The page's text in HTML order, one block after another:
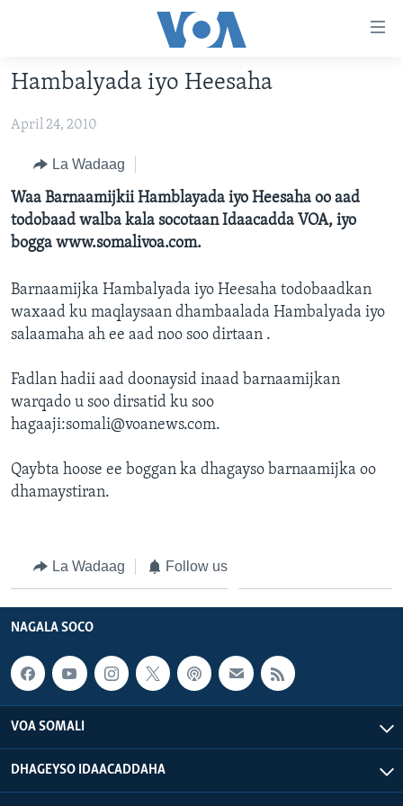
gudub
Mawduuca
gudub
ka
gudub
BOGGA HORE
WARARKA
WARARKA
SOOMAALIYA
CIYAARAHA
MARAYKANKA
CAALAMKA KALE
MAQAL IYO MUUQAAL
QUBANAHA VOA
QUBANAHA MAANTA
VOA60 AFRIKA
BARNAAMIJYADA
DHAQANKA IYO HIDDAHA
CAWEYSKA WASHINGTON
MARTIDA MAKRAFOONKA
HIBADA IYO HAL ABUURKA
FAAQIDAADDA TODDOBAADKA
Learning English
NAGALA SOCO
Luqadaha
Hambalyada iyo Heesaha
April 24, 2010
La Wadaag
Waa Barnaamijkii Hamblayada iyo Heesaha oo aad
todobaad walba kala socotaan Idaacadda VOA, iyo
bogga www.somalivoa.com.
Barnaamijka Hambalyada iyo Heesaha todobaadkan
waxaad ku maqlaysaan dhambaalada Hambalyada iyo
salaamaha ah ee aad noo soo dirtaan .
Fadlan hadii aad doonaysid inaad barnaamijkan
warqado u soo dirsatid ku soo
hagaaji:somali@voanews.com.
Qaybta hoose ee boggan ka dhagayso barnaamijka oo
dhamaystiran.
La Wadaag Follow us
NAGALA SOCO
VOA SOMALI
DHAGEYSO IDAACADDAHA